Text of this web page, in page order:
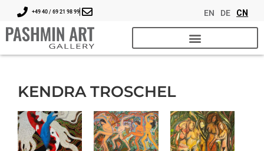
+49 40 / 69 21 98 99 EN DE CN
KENDRA TROSCHEL